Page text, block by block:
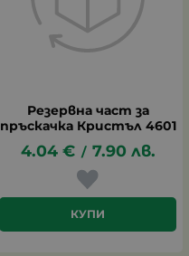
Резервна част за
пръскачка Кристъл 4601
4.04 € / 7.90 лв.
КУПИ